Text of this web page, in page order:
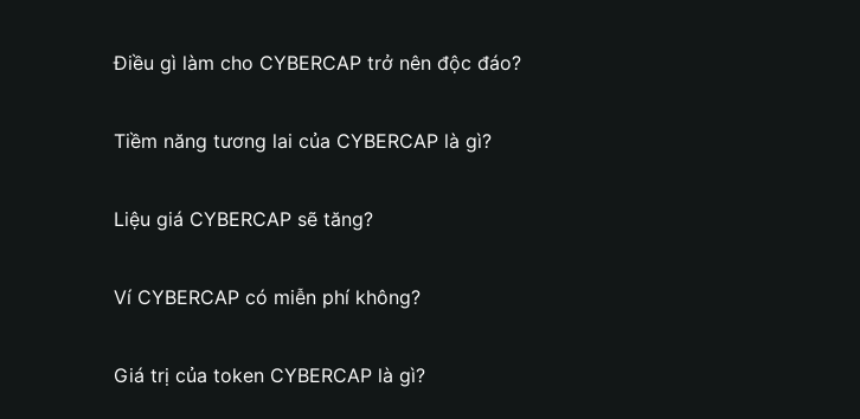
Điều gì làm cho CYBERCAP trở nên độc đáo?
Tiềm năng tương lai của CYBERCAP là gì?
Liệu giá CYBERCAP sẽ tăng?
Ví CYBERCAP có miễn phí không?
Giá trị của token CYBERCAP là gì?